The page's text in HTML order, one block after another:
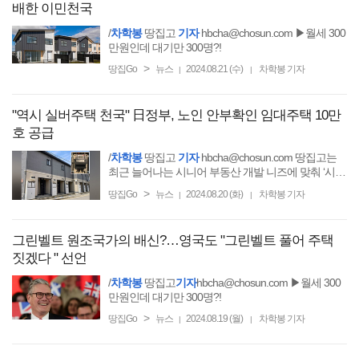
배한 이민천국
/차학봉땅집고 기자hbcha@chosun.com ▶월세 300
만원인데 대기만 300명?!
땅집Go > 뉴스 2024.08.21 (수) 차학봉 기자
"역시 실버주택 천국" 日정부, 노인 안부확인 임대주택 10만
호 공급
/차학봉땅집고 기자hbcha@chosun.com 땅집고는
최근 늘어나는 시니어 부동산 개발 니즈에 맞춰 ‘시니
땅집Go > 뉴스 | 2024.08.20 (화) | 차학봉 기자
그린벨트 원조국가의 배신?…영국도 "그린벨트 풀어 주택
짓겠다 " 선언
/차학봉땅집고기자hbcha@chosun.com ▶월세 300
만원인데 대기만 300명?!
땅집Go > 뉴스 | 2024.08.19 (월) | 차학봉 기자